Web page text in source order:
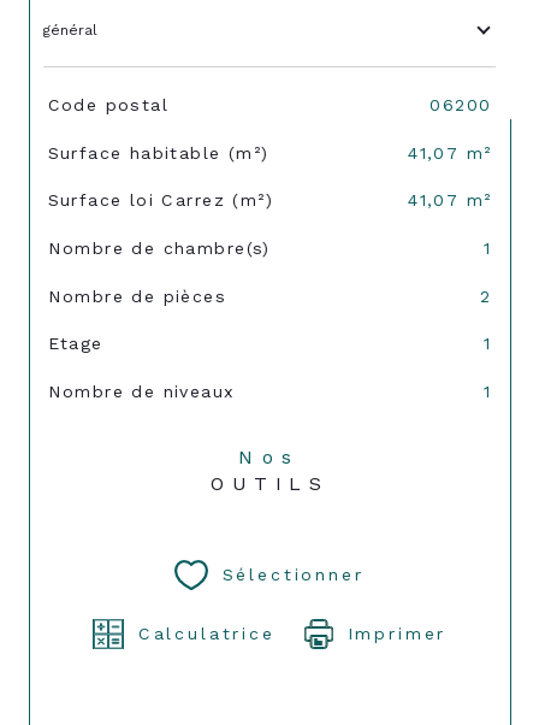
général
TRAD_SIROCCO_Caracteristique
Code postal 06200
Surface habitable (m²) 41,07 m²
Surface loi Carrez (m²) 41,07 m²
Nombre de chambre(s) 1
Nombre de pièces 2
Etage 1
Nombre de niveaux 1
Nos
OUTILS
Sélectionner
Calculatrice Imprimer